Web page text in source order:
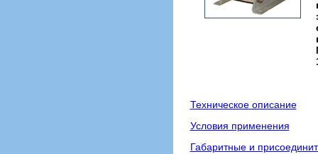
Техническое описание
Условия применения
Габаритные и